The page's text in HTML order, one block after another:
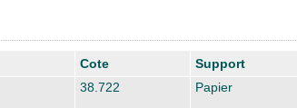
Cote Support
38.722 Papier